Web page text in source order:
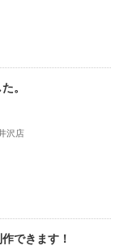
。
沢店
できます！